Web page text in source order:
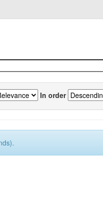
In order